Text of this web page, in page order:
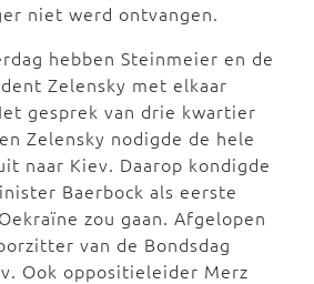
niet werd ontvangen.
hebben Steinmeier en de
Zelensky met elkaar
gesprek van drie kwartier
Zelensky nodigde de hele
naar Kiev. Daarop kondigde
Baerbock als eerste
zou gaan. Afgelopen
van de Bondsdag
Ook oppositieleider Merz